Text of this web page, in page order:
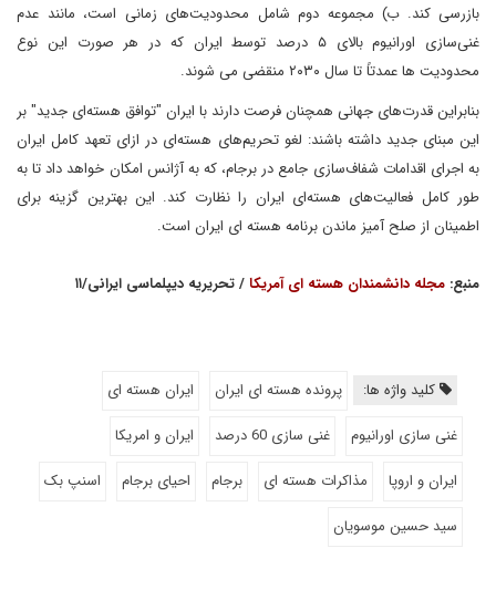
بازرسی کند. ب) مجموعه دوم شامل محدودیت‌های زمانی است، مانند عدم
غنی‌سازی اورانیوم بالای ۵ درصد توسط ایران که در هر صورت این نوع
محدودیت ها عمدتاً تا سال ۲۰۳۰ منقضی می شوند.
بنابراین قدرت‌های جهانی همچنان فرصت دارند با ایران "توافق هسته‌ای جدید" بر
این مبنای جدید داشته باشند: لغو تحریم‌های هسته‌ای در ازای تعهد کامل ایران
به اجرای اقدامات شفاف‌سازی جامع در برجام، که به آژانس امکان خواهد داد تا به
طور کامل فعالیت‌های هسته‌ای ایران را نظارت کند. این بهترین گزینه برای
اطمینان از صلح آمیز ماندن برنامه هسته ای ایران است.
منبع: مجله دانشمندان هسته ای آمریکا/ تحریریه دیپلماسی ایرانی/۱۱
کلید واژه ها: پرونده هسته ای ایران
ایران هسته ای
غنی سازی اورانیوم
غنی سازی 60 درصد
ایران و امریکا
ایران و اروپا
مذاکرات هسته ای برجام احیای برجام
اسنپ بک
سید حسین موسویان